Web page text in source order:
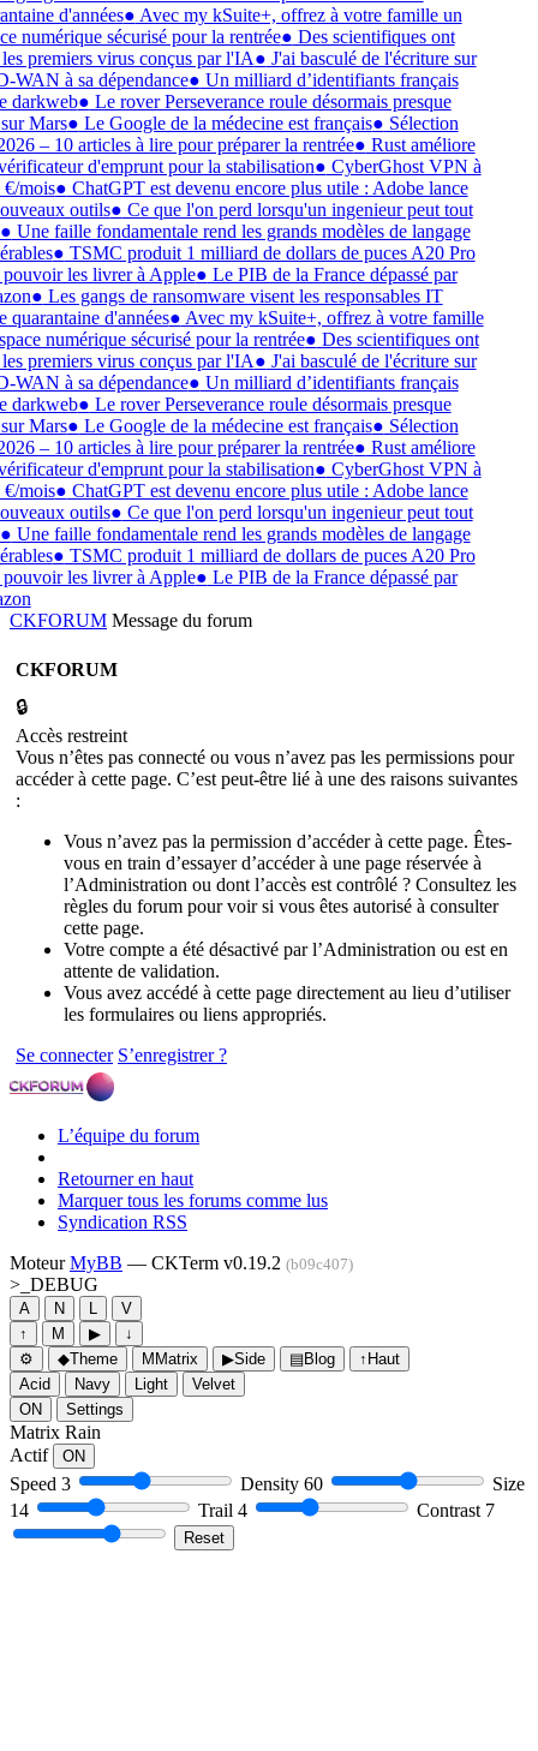
d'années●Avec my kSuite+, offrez à votre famille un
numérique sécurisé pour la rentrée●Des scientifiques ont
premiers virus conçus par l'IA●J'ai basculé de l'écriture sur
WAN à sa dépendance●Un milliard d’identifiants français
darkweb●Le rover Perseverance roule désormais presque
Mars●Le Google de la médecine est français●Sélection
– 10 articles à lire pour préparer la rentrée●Rust améliore
d'emprunt pour la stabilisation●CyberGhost VPN à
mois●ChatGPT est devenu encore plus utile : Adobe lance
outils●Ce que l'on perd lorsqu'un ingenieur peut tout
Une faille fondamentale rend les grands modèles de langage
●TSMC produit 1 milliard de dollars de puces A20 Pro
pouvoir les livrer à Apple●Le PIB de la France dépassé par
●Les gangs de ransomware visent les responsables IT
quarantaine d'années●Avec my kSuite+, offrez à votre famille
numérique sécurisé pour la rentrée●Des scientifiques ont
premiers virus conçus par l'IA●J'ai basculé de l'écriture sur
WAN à sa dépendance●Un milliard d’identifiants français
darkweb●Le rover Perseverance roule désormais presque
Mars●Le Google de la médecine est français●Sélection
– 10 articles à lire pour préparer la rentrée●Rust améliore
d'emprunt pour la stabilisation●CyberGhost VPN à
mois●ChatGPT est devenu encore plus utile : Adobe lance
outils●Ce que l'on perd lorsqu'un ingenieur peut tout
Une faille fondamentale rend les grands modèles de langage
●TSMC produit 1 milliard de dollars de puces A20 Pro
pouvoir les livrer à Apple●Le PIB de la France dépassé par
CKFORUM Message du forum
CKFORUM
🔒
Accès restreint
Vous n’êtes pas connecté ou vous n’avez pas les permissions pour
accéder à cette page. C’est peut-être lié à une des raisons suivantes
:
Vous n’avez pas la permission d’accéder à cette page. Êtes-
vous en train d’essayer d’accéder à une page réservée à
l’Administration ou dont l’accès est contrôlé ? Consultez les
règles du forum pour voir si vous êtes autorisé à consulter
cette page.
Votre compte a été désactivé par l’Administration ou est en
attente de validation.
Vous avez accédé à cette page directement au lieu d’utiliser
les formulaires ou liens appropriés.
Se connecter S’enregistrer ?
L’équipe du forum
Retourner en haut
Marquer tous les forums comme lus
Syndication RSS
MoteurMyBB — CKTerm v0.19.2 (b09c407)
>_ DEBUG
A N L
V
↑
M ▶
↓
⚙
◆Theme M Matrix ▶Side ▤Blog ↑ Haut
Acid
Navy Light
Velvet
ON
Settings
Matrix Rain
Actif
ON
Speed 3 Density 60
Size
14
Trail 4 Contrast 7
Reset